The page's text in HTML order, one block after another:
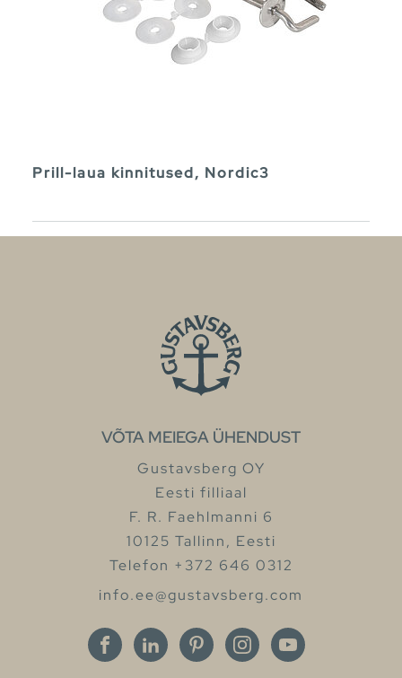
Prill-laua kinnitused, Nordic3
VÕTA MEIEGA ÜHENDUST
Gustavsberg OY
Eesti filliaal
F. R. Faehlmanni 6
10125 Tallinn, Eesti
Telefon +372 646 0312
info.ee@gustavsberg.com